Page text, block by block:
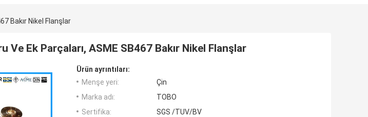
Bakır Nikel Flanşlar
Ve Ek Parçaları, ASME SB467 Bakır Nikel Flanşlar
Ürün ayrıntıları:
Menşe yeri:
Çin
Marka adı:
TOBO
Sertifika:
SGS /TUV/BV